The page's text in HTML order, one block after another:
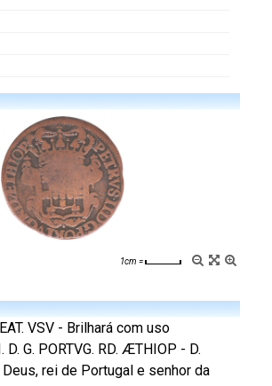
1cm =
VSV - Brilhará com uso
G. PORTVG. RD. ÆTHIOP - D.
rei de Portugal e senhor da